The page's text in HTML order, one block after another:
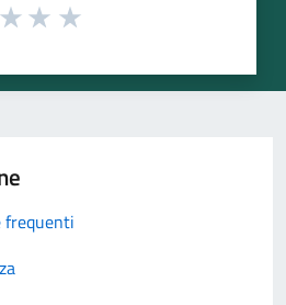
frequenti